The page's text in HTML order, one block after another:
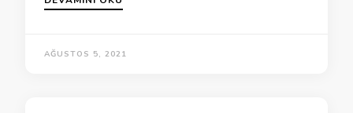
AĞUSTOS 5, 2021